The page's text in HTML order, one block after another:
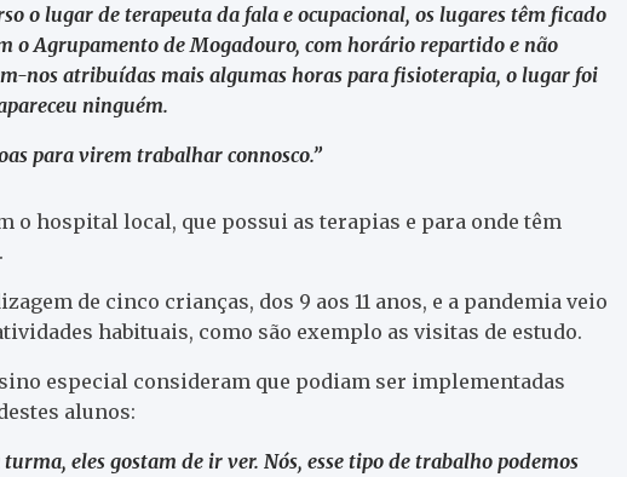
o lugar de terapeuta da fala e ocupacional, os lugares têm ficado
o Agrupamento de Mogadouro, com horário repartido e não
nos atribuídas mais algumas horas para fisioterapia, o lugar foi
ninguém.
para virem trabalhar connosco.”
o hospital local, que possui as terapias e para onde têm
de cinco crianças, dos 9 aos 11 anos, e a pandemia veio
habituais, como são exemplo as visitas de estudo.
especial consideram que podiam ser implementadas
alunos:
eles gostam de ir ver. Nós, esse tipo de trabalho podemos